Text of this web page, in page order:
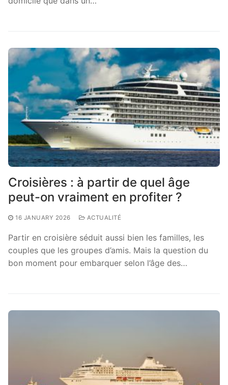
Croisières : à partir de quel âge
peut-on vraiment en profiter ?
16 JANUARY 2026 ACTUALITÉ
Partir en croisière séduit aussi bien les familles, les
couples que les groupes d’amis. Mais la question du
bon moment pour embarquer selon l’âge des…